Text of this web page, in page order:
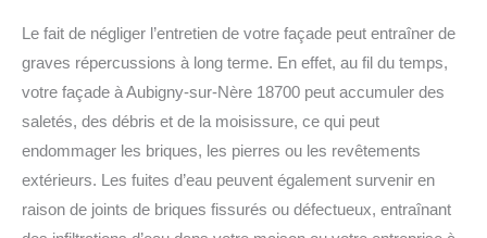
Le fait de négliger l’entretien de votre façade peut entraîner de
graves répercussions à long terme. En effet, au fil du temps,
votre façade à Aubigny-sur-Nère 18700 peut accumuler des
saletés, des débris et de la moisissure, ce qui peut
endommager les briques, les pierres ou les revêtements
extérieurs. Les fuites d’eau peuvent également survenir en
raison de joints de briques fissurés ou défectueux, entraînant